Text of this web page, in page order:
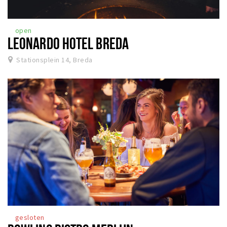
open
LEONARDO HOTEL BREDA
Stationsplein 14, Breda
gesloten